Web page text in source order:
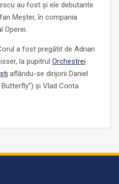
au fost și ele debutante
Meșter, în compania
Operei.
a fost pregătit de Adrian
la pupitrul Orchestrei
aflându-se dirijorii Daniel
Butterfly”) și Vlad Conta